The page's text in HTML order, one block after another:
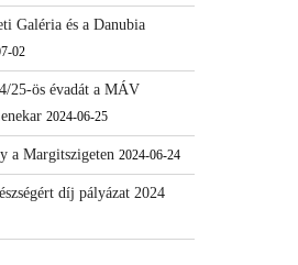
Galéria és a Danubia
02
25-ös évadát a MÁV
2024-06-25
a Margitszigeten 2024-06-24
díj pályázat 2024